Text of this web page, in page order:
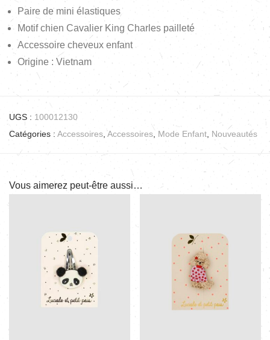
Paire de mini élastiques
Motif chien Cavalier King Charles pailleté
Accessoire cheveux enfant
Origine : Vietnam
UGS : 100012130
Catégories : Accessoires Accessoires Mode Enfant Nouveautés
Vous aimerez peut-être aussi…